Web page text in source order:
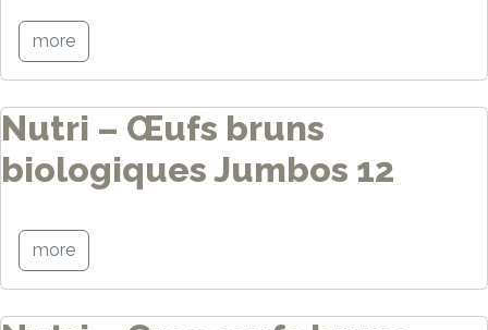
more
Nutri – Œufs bruns
biologiques Jumbos 12
more